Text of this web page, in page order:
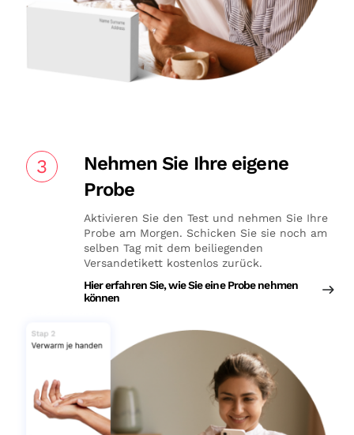
3
Nehmen Sie Ihre eigene
Probe
Aktivieren Sie den Test und nehmen Sie Ihre
Probe am Morgen. Schicken Sie sie noch am
selben Tag mit dem beiliegenden
Versandetikett kostenlos zurück.
Hier erfahren Sie, wie Sie eine Probe nehmen
können